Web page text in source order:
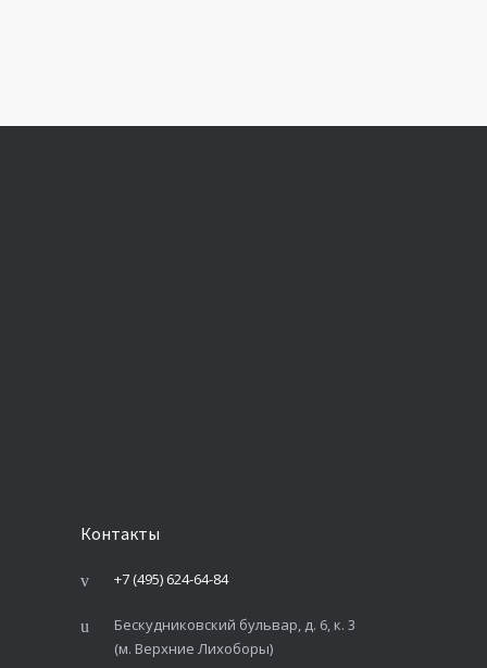
Контакты
+7 (495) 624-64-84
Бескудниковский бульвар, д. 6, к. 3
(м. Верхние Лихоборы)